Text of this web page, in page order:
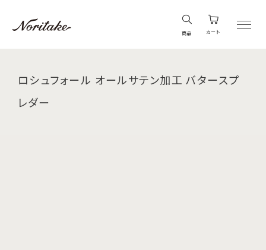
商品 カート
ロシュフォール オールサテン加工 バタースプ
レダー